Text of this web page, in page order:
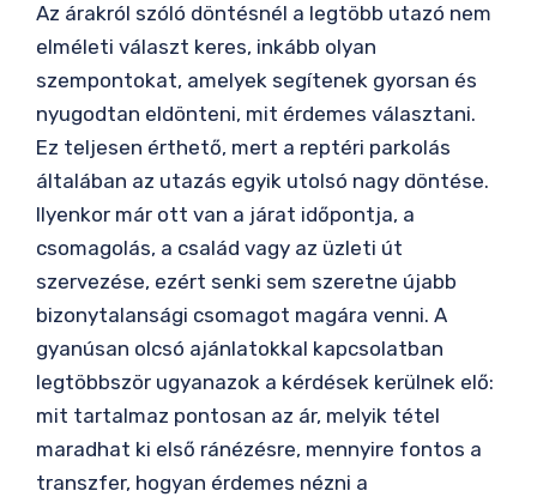
Az árakról szóló döntésnél a legtöbb utazó nem
elméleti választ keres, inkább olyan
szempontokat, amelyek segítenek gyorsan és
nyugodtan eldönteni, mit érdemes választani.
Ez teljesen érthető, mert a reptéri parkolás
általában az utazás egyik utolsó nagy döntése.
Ilyenkor már ott van a járat időpontja, a
csomagolás, a család vagy az üzleti út
szervezése, ezért senki sem szeretne újabb
bizonytalansági csomagot magára venni. A
gyanúsan olcsó ajánlatokkal kapcsolatban
legtöbbször ugyanazok a kérdések kerülnek elő:
mit tartalmaz pontosan az ár, melyik tétel
maradhat ki első ránézésre, mennyire fontos a
transzfer, hogyan érdemes nézni a